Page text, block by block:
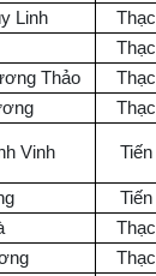
Linh
Thảo
Vinh